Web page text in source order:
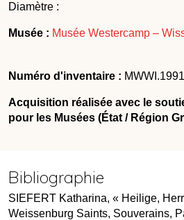
Diamètre :
Musée : Musée Westercamp –
Numéro d'inventaire :
Acquisition réalisée avec le
pour les Musées (État / Région
Bibliographie
SIEFERT Katharina, « Heilige,
Weissenburg Saints, Souverains,